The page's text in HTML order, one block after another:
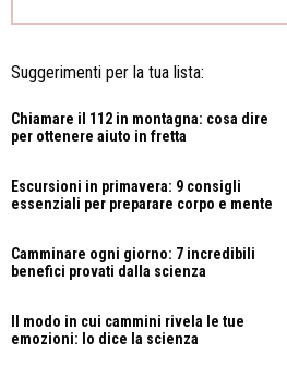
Suggerimenti per la tua lista:
Chiamare il 112 in montagna: cosa dire
per ottenere aiuto in fretta
Escursioni in primavera: 9 consigli
essenziali per preparare corpo e mente
Camminare ogni giorno: 7 incredibili
benefici provati dalla scienza
Il modo in cui cammini rivela le tue
emozioni: lo dice la scienza